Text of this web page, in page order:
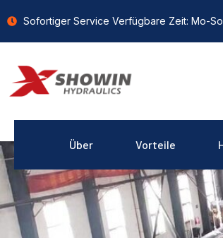
Sofortiger Service Verfügbare Zeit: Mo-So
Über Vorteile